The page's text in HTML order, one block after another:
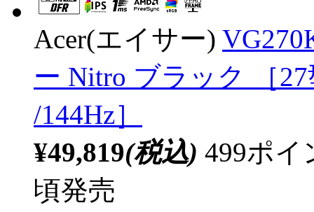
Acer(エイサー)
ー Nitro ブラック ［
/144Hz］
¥49,819(税込) 499ポ
頃発売